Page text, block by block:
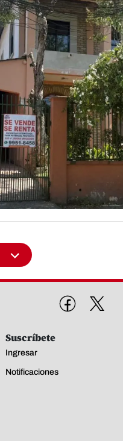
Suscríbete
Ingresar
Notificaciones